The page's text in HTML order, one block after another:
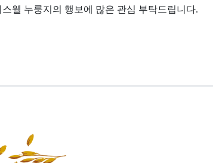
웰 누룽지의 행보에 많은 관심 부탁드립니다.